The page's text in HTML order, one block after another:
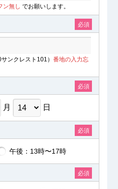
ン無し でお願いします。
必須
サンクレスト101）番地の入力忘
必須
月 日
必須
午後：13時〜17時
必須